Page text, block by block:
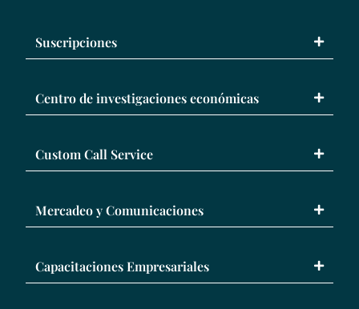
Suscripciones
Centro de investigaciones económicas
Custom Call Service
Mercadeo y Comunicaciones
Capacitaciones Empresariales